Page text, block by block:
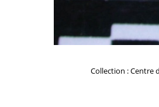
Collection : Centre